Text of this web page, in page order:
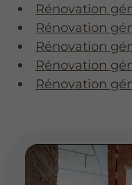
Rénovation
Rénovation
Rénovation
Rénovation
Rénovation